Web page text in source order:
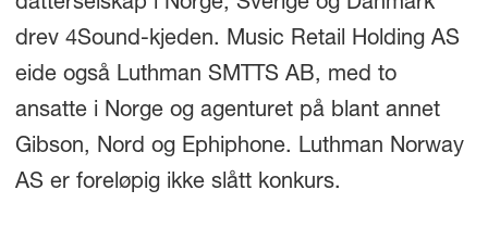
drev 4Sound-kjeden. Music Retail Holding AS
eide også Luthman SMTTS AB, med to
ansatte i Norge og agenturet på blant annet
Gibson, Nord og Ephiphone. Luthman Norway
AS er foreløpig ikke slått konkurs.